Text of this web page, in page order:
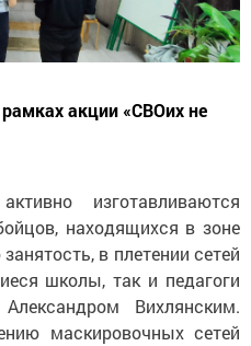
акции «СВОих не
изготавливаются
находящихся в зоне
в плетении сетей
школы, так и педагоги
Вихлянским.
маскировочных сетей